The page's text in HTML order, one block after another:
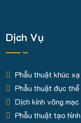
Dịch Vụ
Phẫu thuật khúc xạ
Phẫu thuật đục
Dịch kính võng mạc
Phẫu thuật tạo